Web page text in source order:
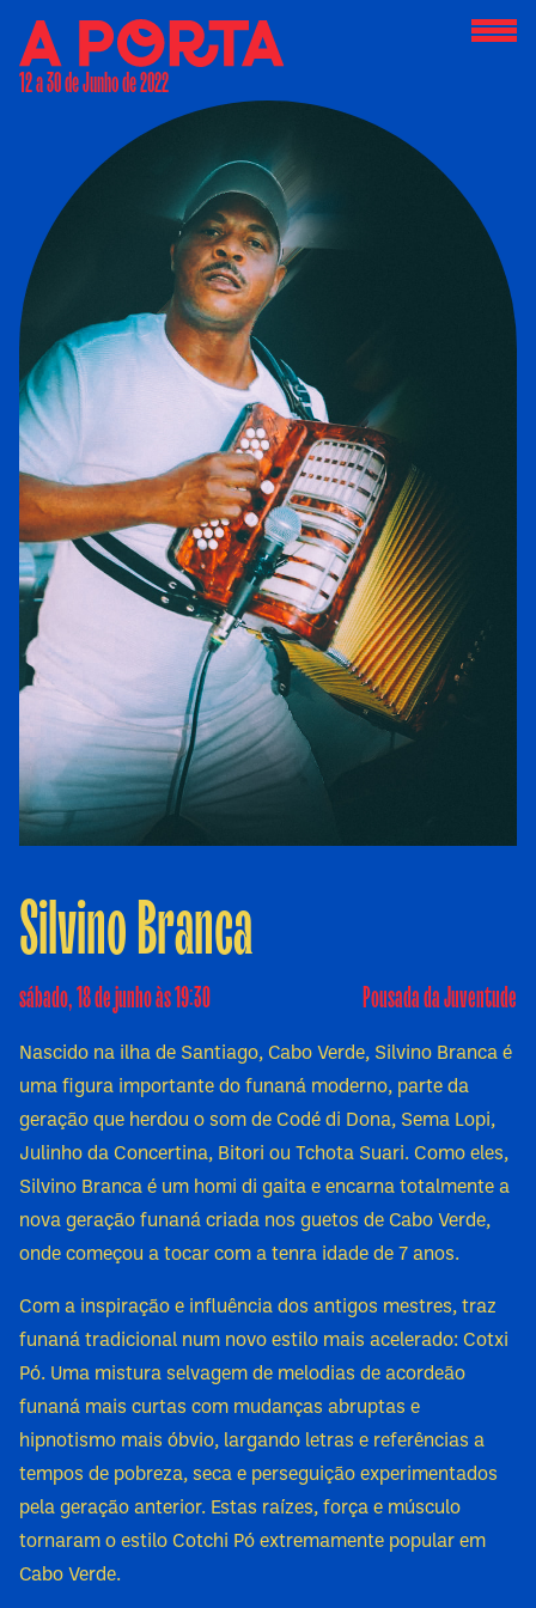
12 a 30 de Junho de 2022
Silvino Branca
sábado, 18 de junho às 19:30 Pousada da Juventude
Nascido na ilha de Santiago, Cabo Verde, Silvino Branca é
uma figura importante do funaná moderno, parte da
geração que herdou o som de Codé di Dona, Sema Lopi,
Julinho da Concertina, Bitori ou Tchota Suari. Como eles,
Silvino Branca é um homi di gaita e encarna totalmente a
nova geração funaná criada nos guetos de Cabo Verde,
onde começou a tocar com a tenra idade de 7 anos.
Com a inspiração e influência dos antigos mestres, traz
funaná tradicional num novo estilo mais acelerado: Cotxi
Pó. Uma mistura selvagem de melodias de acordeão
funaná mais curtas com mudanças abruptas e
hipnotismo mais óbvio, largando letras e referências a
tempos de pobreza, seca e perseguição experimentados
pela geração anterior. Estas raízes, força e músculo
tornaram o estilo Cotchi Pó extremamente popular em
Cabo Verde.